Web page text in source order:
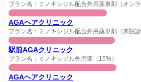
プラン名：ミノキシジル配合外用薬単剤（オンラ
AGAヘアクリニック
プラン名：ミノキシジル配合外用薬単剤（来院診
駅前AGAクリニック
プラン名：ミノキシジル外用薬（15%）
AGAヘアクリニック